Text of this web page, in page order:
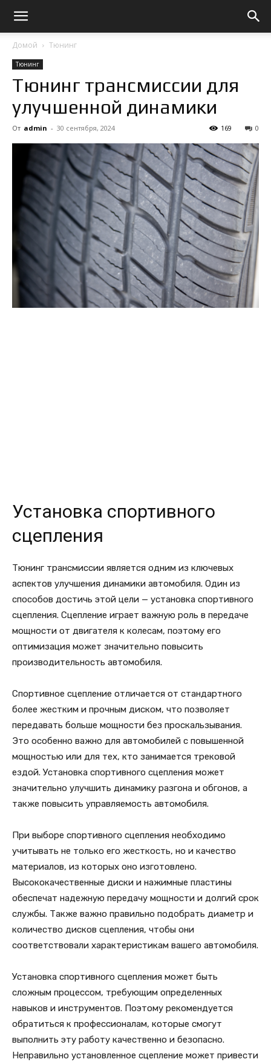
Домой Тюнинг
Тюнинг
Тюнинг трансмиссии для
улучшенной динамики
От admin - 30 сентября, 2024 0
169
Установка спортивного
сцепления
Тюнинг трансмиссии является одним из ключевых
аспектов улучшения динамики автомобиля. Один из
способов достичь этой цели — установка спортивного
сцепления. Сцепление играет важную роль в передаче
мощности от двигателя к колесам, поэтому его
оптимизация может значительно повысить
производительность автомобиля.
Спортивное сцепление отличается от стандартного
более жестким и прочным диском, что позволяет
передавать больше мощности без проскальзывания.
Это особенно важно для автомобилей с повышенной
мощностью или для тех, кто занимается трековой
ездой. Установка спортивного сцепления может
значительно улучшить динамику разгона и обгонов, а
также повысить управляемость автомобиля.
При выборе спортивного сцепления необходимо
учитывать не только его жесткость, но и качество
материалов, из которых оно изготовлено.
Высококачественные диски и нажимные пластины
обеспечат надежную передачу мощности и долгий срок
службы. Также важно правильно подобрать диаметр и
количество дисков сцепления, чтобы они
соответствовали характеристикам вашего автомобиля.
Установка спортивного сцепления может быть
сложным процессом, требующим определенных
навыков и инструментов. Поэтому рекомендуется
обратиться к профессионалам, которые смогут
выполнить эту работу качественно и безопасно.
Неправильно установленное сцепление может привести